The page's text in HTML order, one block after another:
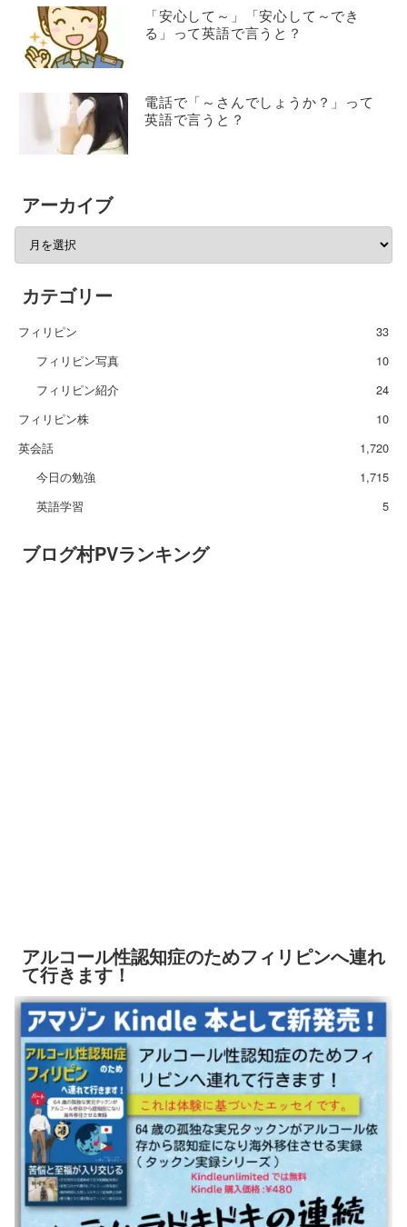
「安心して～」「安心して～でき
る」って英語で言うと？
電話で「～さんでしょうか？」って
英語で言うと？
アーカイブ
カテゴリー
フィリピン
33
フィリピン写真
10
フィリピン紹介
24
フィリピン株
10
英会話
1,720
今日の勉強
1,715
英語学習
5
ブログ村PVランキング
アルコール性認知症のためフィリピンへ連れ
て行きます！